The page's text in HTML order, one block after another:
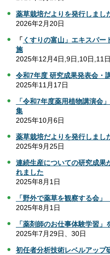
薬草栽培だよりを発行しまし
2026年2月20日
「 くすりの富山」エキスパ
施
2025年12月4日,9日,10日,11日
令和7年度 研究成果発表会・
2025年11月17日
「令和7年度薬用植物講演会
集
2025年10月6日
薬草栽培だよりを発行しまし
2025年9月25日
連続生産についての研究成果
れました
2025年8月1日
「野外で薬草を観察する会
2025年8月1日
「薬剤師のお仕事体験学習」
2025年7月29日、30日
初任者分析技術レベルアップ